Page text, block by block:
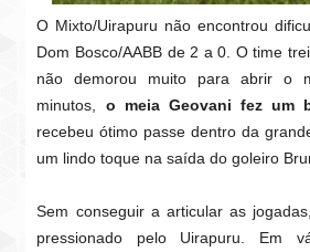
O Mixto/Uirapuru não encontrou
Dom Bosco/AABB de 2 a 0. O time
não demorou muito para abrir o
minutos, o meia Geovani fez um
recebeu ótimo passe dentro da
um lindo toque na saída do goleiro
Sem conseguir a articular as
pressionado pelo Uirapuru. Em